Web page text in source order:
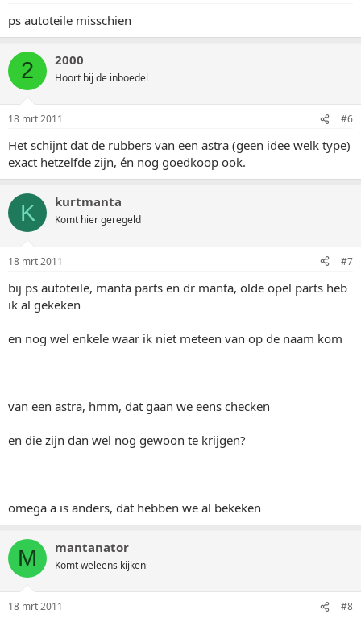
ps autoteile misschien
2 2000
Hoort bij de inboedel
18 mrt 2011 #6
Het schijnt dat de rubbers van een astra (geen idee welk type)
exact hetzelfde zijn, én nog goedkoop ook.
K kurtmanta
Komt hier geregeld
18 mrt 2011 #7
bij ps autoteile, manta parts en dr manta, olde opel parts heb
ik al gekeken
en nog wel enkele waar ik niet meteen van op de naam kom
van een astra, hmm, dat gaan we eens checken
en die zijn dan wel nog gewoon te krijgen?
omega a is anders, dat hebben we al bekeken
M mantanator
Komt weleens kijken
18 mrt 2011 #8